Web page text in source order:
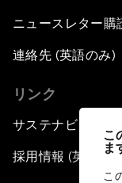
こ
ま
こ
ニュースレター購
連絡先 (英語のみ)
リンク
サステナビリティ
採用情報 (英語のみ